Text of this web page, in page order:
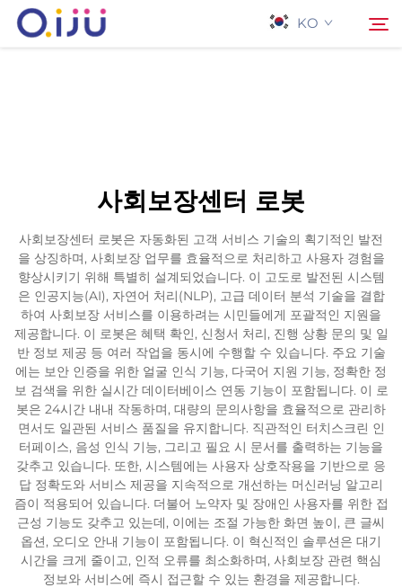
KO
응용 프로그램
사례
뉴스
서비스 지원
연락
사회보장센터 로봇
사회보장센터 로봇은 자동화된 고객 서비스 기술의 획기적인 발전
을 상징하며, 사회보장 업무를 효율적으로 처리하고 사용자 경험을
향상시키기 위해 특별히 설계되었습니다. 이 고도로 발전된 시스템
은 인공지능(AI), 자연어 처리(NLP), 고급 데이터 분석 기술을 결합
하여 사회보장 서비스를 이용하려는 시민들에게 포괄적인 지원을
제공합니다. 이 로봇은 혜택 확인, 신청서 처리, 진행 상황 문의 및 일
반 정보 제공 등 여러 작업을 동시에 수행할 수 있습니다. 주요 기술
에는 보안 인증을 위한 얼굴 인식 기능, 다국어 지원 기능, 정확한 정
보 검색을 위한 실시간 데이터베이스 연동 기능이 포함됩니다. 이 로
봇은 24시간 내내 작동하며, 대량의 문의사항을 효율적으로 관리하
면서도 일관된 서비스 품질을 유지합니다. 직관적인 터치스크린 인
터페이스, 음성 인식 기능, 그리고 필요 시 문서를 출력하는 기능을
갖추고 있습니다. 또한, 시스템에는 사용자 상호작용을 기반으로 응
답 정확도와 서비스 제공을 지속적으로 개선하는 머신러닝 알고리
즘이 적용되어 있습니다. 더불어 노약자 및 장애인 사용자를 위한 접
근성 기능도 갖추고 있는데, 이에는 조절 가능한 화면 높이, 큰 글씨
옵션, 오디오 안내 기능이 포함됩니다. 이 혁신적인 솔루션은 대기
시간을 크게 줄이고, 인적 오류를 최소화하며, 사회보장 관련 핵심
정보와 서비스에 즉시 접근할 수 있는 환경을 제공합니다.